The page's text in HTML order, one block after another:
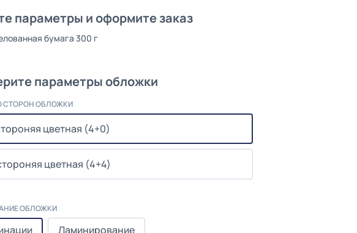
параметры и оформите заказ
бумага 300 г
параметры обложки
СТОРОН ОБЛОЖКИ
цветная (4+0)
цветная (4+4)
ОБЛОЖКИ
Ламинирование